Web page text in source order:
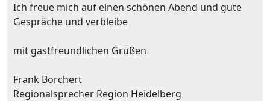
Ich freue mich auf einen schönen Abend und gute
Gespräche und verbleibe
mit gastfreundlichen Grüßen
Frank Borchert
Regionalsprecher Region Heidelberg